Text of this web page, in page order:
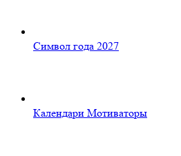
Символ года 2027
Календари Мотиваторы